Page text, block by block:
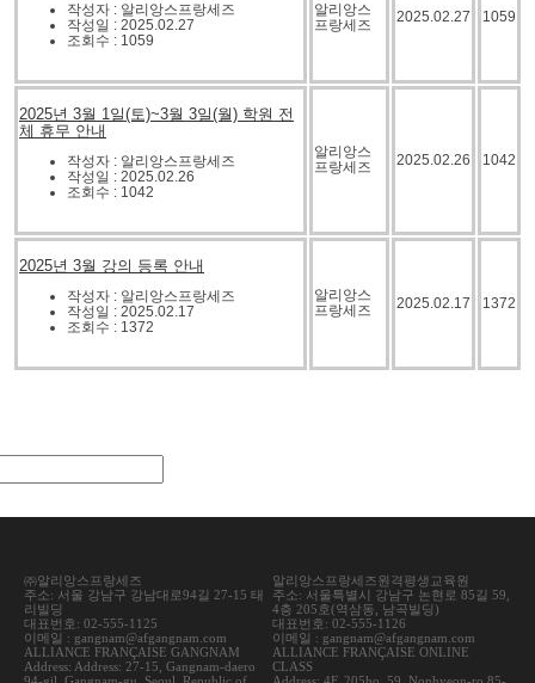
작성자 : 알리앙스프랑세즈
작성일 : 2025.02.27
조회수 : 1059
알리앙스
프랑세즈
2025.02.27 1059
2025년 3월 1일(토)~3월 3일(월) 학원 전
체 휴무 안내
작성자 : 알리앙스프랑세즈
작성일 : 2025.02.26
조회수 : 1042
알리앙스
프랑세즈
2025.02.26 1042
2025년 3월 강의 등록 안내
작성자 : 알리앙스프랑세즈
작성일 : 2025.02.17
조회수 : 1372
알리앙스
프랑세즈
2025.02.17 1372
㈜알리앙스프랑세즈
주소: 서울 강남구 강남대로94길 27-15 태
리빌딩
대표번호: 02-555-1125
이메일 : gangnam@afgangnam.com
ALLIANCE FRANÇAISE GANGNAM
Address: Address: 27-15, Gangnam-daero
알리앙스프랑세즈원격평생교육원
주소: 서울특별시 강남구 논현로 85길 59,
4층 205호(역삼동, 남곡빌딩)
대표번호: 02-555-1126
이메일 : gangnam@afgangnam.com
ALLIANCE FRANÇAISE ONLINE
CLASS